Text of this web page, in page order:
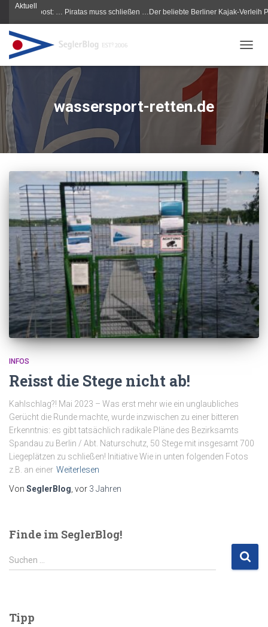
Aktuell
… Piratas muss schließen …Der beliebte Berliner Kajak-Verleih
wassersport-retten.de
INFOS
Reisst die Stege nicht ab!
Kahlschlag?! Mai 2023 – Was erst mehr wie ein unglaubliches
Gerücht die Runde machte, wurde inzwischen zu einer bitteren
Erkenntnis: es gibt tatsächlich radikale Pläne des Bezirksamts
Spandau zu Berlin / Abt. Naturschutz, 50 Stege mit insgesamt 700
Liegeplätzen zu schließen! Initiative Wie in unten folgenden Fotos
z.B. an einer Weiterlesen
Von SeglerBlog , vor 3 Jahren
Finde im SeglerBlog!
S
u
n
Suchen …
Tipp